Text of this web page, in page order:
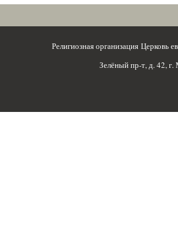
Религиозная организация
Зелёный пр-т, д. 42,